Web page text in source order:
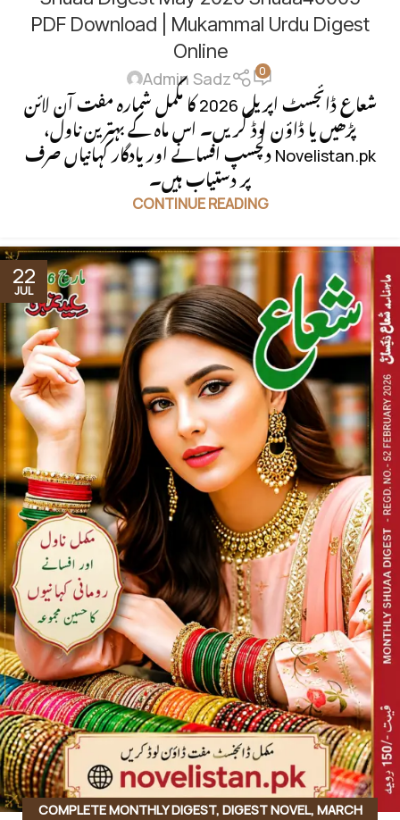
PDF Download | Mukammal Urdu Digest
Online
Admin Sadz 0
شعاع ڈائجسٹ اپریل 2026 کا مکمل شمارہ مفت آن لائن
پڑھیں یا ڈاؤن لوڈ کریں۔ اس ماہ کے بہترین ناول،
دلچسپ افسانے اور یادگار کہانیاں صرف Novelistan.pk
پر دستیاب ہیں۔
CONTINUE READING
22
JUL
COMPLETE MONTHLY DIGEST, DIGEST NOVEL, MARCH